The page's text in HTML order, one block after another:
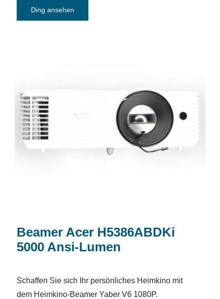
Ding ansehen
Beamer Acer H5386ABDKi 5000 Ansi-
Lumen
Beamer Acer H5386ABDKi
5000 Ansi-Lumen
Schaffen Sie sich Ihr persönliches Heimkino mit
dem Heimkino-Beamer Yaber V6 1080P.